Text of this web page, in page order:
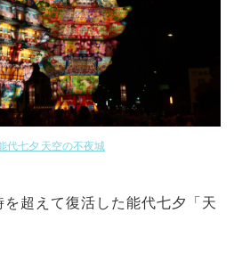
代七夕 天空の不夜城
超えて復活した能代七夕「天